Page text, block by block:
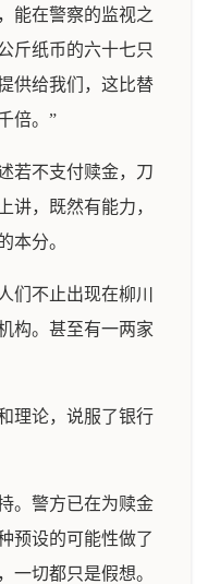
能在警察的监视之
斤纸币的六十七只
供给我们，这比替
倍。”
若不支付赎金，刀
讲，既然有能力，
本分。
们不止出现在柳川
构。甚至有一两家
理论，说服了银行
。警方已在为赎金
预设的可能性做了
一切都只是假想。